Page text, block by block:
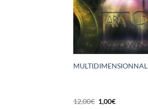
MULTIDIMENSIONNAL
12,00€ Le
1,00€Le